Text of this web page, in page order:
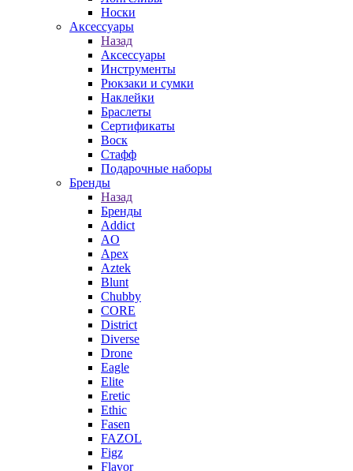
Носки
Аксессуары
Назад
Аксессуары
Инструменты
Рюкзаки и сумки
Наклейки
Браслеты
Сертификаты
Воск
Стафф
Подарочные наборы
Бренды
Назад
Бренды
Addict
AO
Apex
Aztek
Blunt
Chubby
CORE
District
Diverse
Drone
Eagle
Elite
Eretic
Ethic
Fasen
FAZOL
Figz
Flavor